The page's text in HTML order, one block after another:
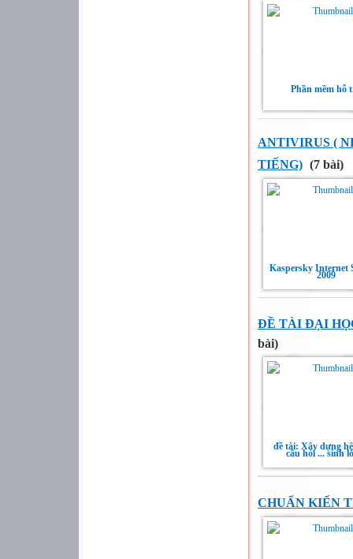
Phần mềm hỗ
ANTIVIRUS (
TIẾNG) (7 bài)
Kaspersky Internet
2009
ĐỀ TÀI ĐẠI
bài)
đề tài: Xây dựng
câu hỏi ... sinh
CHUẨN KIẾN